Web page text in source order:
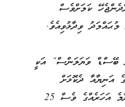
ކަމަށްވެސް
ވިދާޅުވިއެވެ.
ބޭސްޑް ވަޔަލަންސް“ އަކީ
އަނިޔާއާ ދެކޮޅަށް
އަޑުއުފުލުމުގެގޮތުން، ބައިނަލްއަޤުވާމީ ފެންވަރުގައި ކޮންމެ އަހަރެއްގެ ވެސް 25